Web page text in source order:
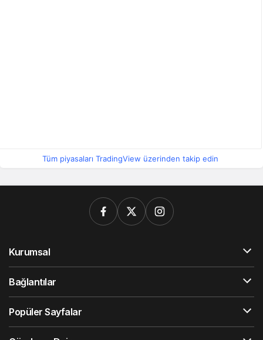
Tüm piyasaları TradingView üzerinden takip edin
Kurumsal
Bağlantılar
Popüler Sayfalar